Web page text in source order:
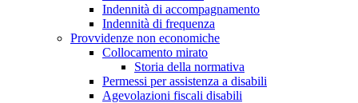
Indennità di accompagnamento
Indennità di frequenza
Provvidenze non economiche
Collocamento mirato
Storia della normativa
Permessi per assistenza a disabili
Agevolazioni fiscali disabili